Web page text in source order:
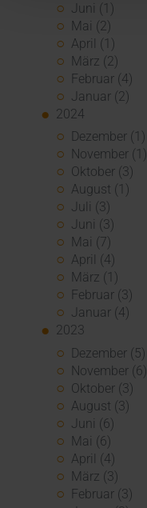
Juni (1)
Mai (2)
April (1)
März (2)
Februar (4)
Januar (2)
2024
Dezember (1)
November (1)
Oktober (3)
August (1)
Juli (3)
Juni (3)
Mai (7)
April (4)
März (1)
Februar (3)
Januar (4)
2023
Dezember (5)
November (6)
Oktober (3)
August (3)
Juni (6)
Mai (6)
April (4)
März (3)
Februar (3)